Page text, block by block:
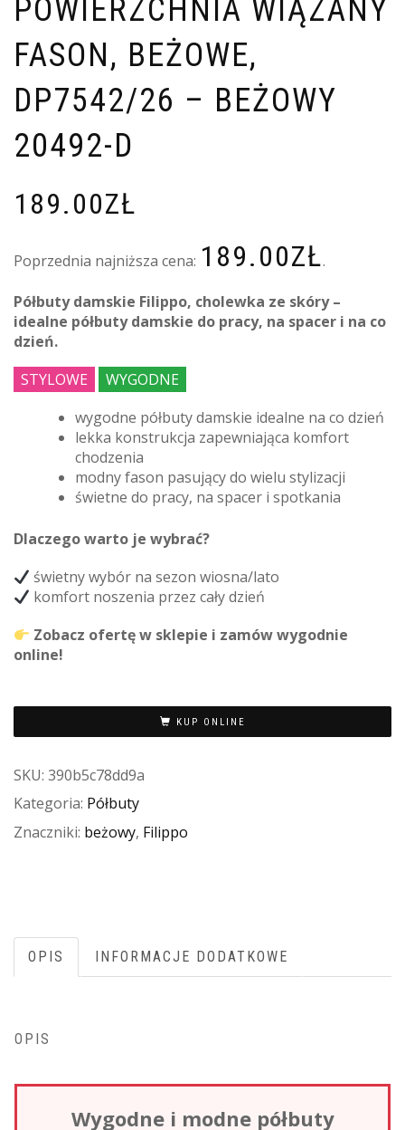
POWIERZCHNIA WIĄZANY
FASON, BEŻOWE,
DP7542/26 – BEŻOWY
20492-D
189.00ZŁ
Poprzednia najniższa cena: 189.00ZŁ.
Półbuty damskie Filippo, cholewka ze skóry –
idealne półbuty damskie do pracy, na spacer i na co
dzień.
STYLOWE
WYGODNE
wygodne półbuty damskie idealne na co dzień
lekka konstrukcja zapewniająca komfort
chodzenia
modny fason pasujący do wielu stylizacji
świetne do pracy, na spacer i spotkania
Dlaczego warto je wybrać?
świetny wybór na sezon wiosna/lato
komfort noszenia przez cały dzień
Zobacz ofertę w sklepie i zamów wygodnie
online!
KUP ONLINE
SKU: 390b5c78dd9a
Kategoria: Półbuty
Znaczniki: beżowy, Filippo
OPIS INFORMACJE DODATKOWE
OPIS
Wygodne i modne półbuty